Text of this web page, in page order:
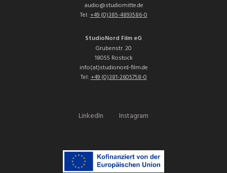
audio@studiomitte.de
Tel:+49 (0)385-4893586-0
StudioNord Film eG
Grubenstr. 20
18055 Rostock
info(at)studionord-film.de
Tel:+49 (0)381-2605758-0
LinkedIn Instagram